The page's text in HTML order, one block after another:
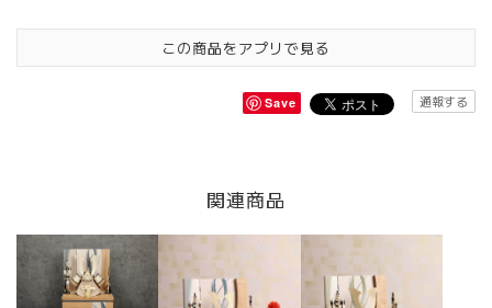
この商品をアプリで見る
Save 通報する
関連商品